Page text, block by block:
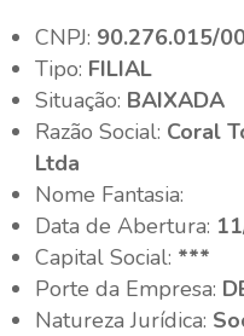
CNPJ: 90.276.015/
Tipo: FILIAL
Situação: BAIXADA
Razão Social: Coral
Ltda
Nome Fantasia:
Data de Abertura:
Capital Social: ***
Porte da Empresa:
Natureza Jurídica: